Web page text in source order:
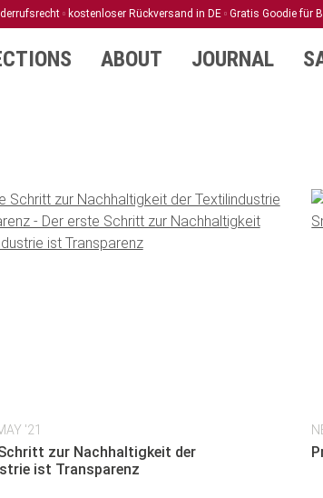
kostenloser Rückversand in DE Gratis Goodie für
ABOUT JOURNAL
'21
zur Nachhaltigkeit der
ist Transparenz